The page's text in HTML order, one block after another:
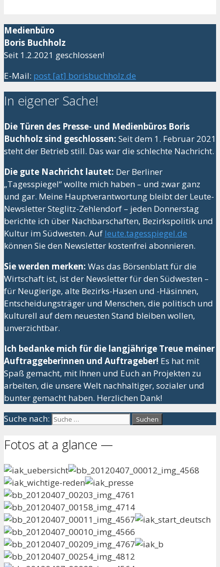
Medienbüro
Boris Buchholz
Seit 1.2.2021 geschlossen!
E-Mail: post [at] borisbuchholz.de
In eigener Sache!
Die Türen des Presse- und Medienbüros Boris
Buchholz sind geschlossen: Seit dem 1. Februar 2021
steht der Betrieb still. Das war die schlechte Nachricht.
Die gute Nachricht lautet: Der Berliner
„Tagesspiegel“ wollte mich haben – und zwar ganz
und gar. Meine Hauptverantwortung bleibt der Leute-
Newsletter Steglitz-Zehlendorf – jeden Donnerstag
berichte ich über Nachbarschaften, Bezirkspolitik und
Kultur im Südwesten. Auf leute.tagesspiegel.de
können Sie den Newsletter kostenfrei abonnieren.
Sie werden merken: Was das Börsenblatt für die
Wirtschaft ist, ist der Newsletter für den Südwesten –
für Neugierige, alte Bezirks-Hasen und -Häsinnen,
Entscheidungsträger und Menschen, die politisch und
kulturell auf dem neuesten Stand bleiben wollen,
unverzichtbar.
Ich bedanke mich für die langjährige Treue meiner
Auftraggeberinnen und Auftrageber! Es hat mit
Spaß gemacht, mit Ihnen und Euch an Projekten zu
arbeiten, die unsere Welt nachhaltiger, sozialer und
bunter gemacht haben. Herzlichen Dank!
Suche nach:
Fotos at a glance —